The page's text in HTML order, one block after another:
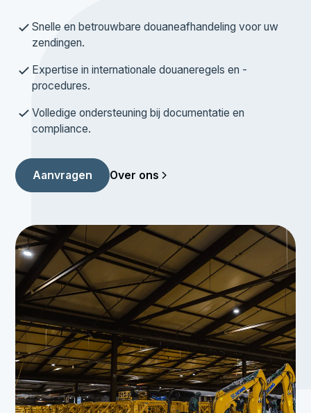
Snelle en betrouwbare douaneafhandeling voor uw
zendingen.
Expertise in internationale douaneregels en -
procedures.
Volledige ondersteuning bij documentatie en
compliance.
Aanvragen Over ons